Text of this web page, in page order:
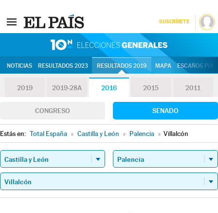
SUSCRÍBETE
NOTICIAS RESULTADOS 2023 RESULTADOS 2019 MAPA ESCAÑOS
2019 2019-28A 2016 2015 2011
CONGRESO SENADO
Estás en: Total España » Castilla y León » Palencia » Villalcón